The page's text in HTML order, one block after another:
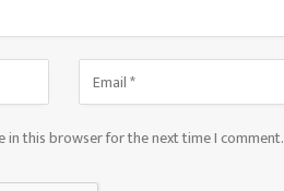
in this browser for the next time I comment.